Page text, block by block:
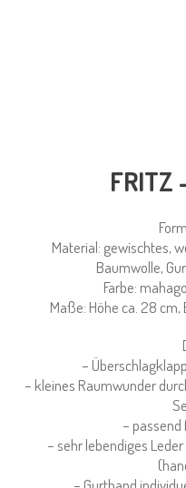
FRITZ
Material: gewischtes,
Baumwolle,
Farbe:
Maße: Höhe ca. 28 cm,
–
– kleines Raumwunder
– passend
– sehr lebendiges